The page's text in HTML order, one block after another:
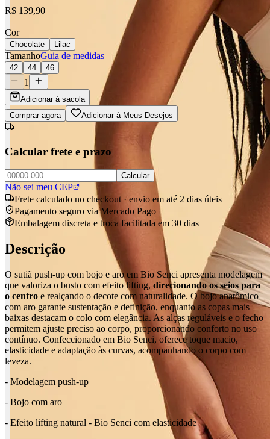
R$ 139,90
Cor
Chocolate Lilac
TamanhoGuia de medidas
42 44 46
1
Adicionar à sacola
Comprar agora
Adicionar à Meus Desejos
Calcular frete e prazo
Calcular
Não sei meu CEP
Frete calculado no checkout · envio em até 2 dias úteis
Pagamento seguro via Mercado Pago
Embalagem discreta e troca facilitada em 30 dias
Descrição
O sutiã push-up com bojo e aro em Bio Senci apresenta modelagem
que valoriza o busto com efeito lifting, direcionando os seios para
o centro e realçando o decote com naturalidade. O bojo anatômico
com aro garante sustentação e definição, enquanto as copas mais
baixas destacam o colo com elegância. As alças reguláveis e o fecho
permitem ajuste preciso ao corpo, proporcionando conforto no uso
contínuo. Confeccionado em Bio Senci, oferece toque macio,
elasticidade e adaptação às curvas, acompanhando o corpo com
leveza.
- Modelagem push-up
- Bojo com aro
- Efeito lifting natural - Bio Senci com elasticidade